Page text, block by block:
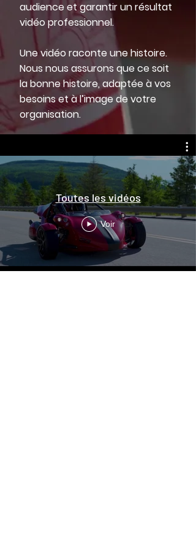
audience et garantir un résultat
vidéo professionnel.
Une vidéo raconte une histoire.
Nous nous assurons que ce soit
la bonne histoire, adaptée à vos
besoins et à l’image de votre
organisation.
Toutes les vidéos
Voir